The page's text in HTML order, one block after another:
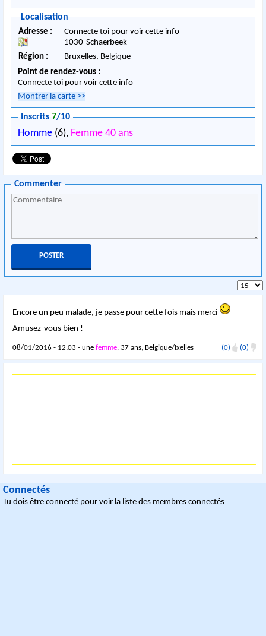
Localisation
Adresse :
Connecte toi pour voir cette info
1030-Schaerbeek
Région :
Bruxelles, Belgique
Point de rendez-vous :
Connecte toi pour voir cette info
Montrer la carte >>
Inscrits7/10
Homme (6), Femme 40 ans
Commenter
Encore un peu malade, je passe pour cette fois mais merci
Amusez-vous bien !
08/01/2016 - 12:03 - unefemme, 37 ans, Belgique/Ixelles (0) (0)
Connectés
Tu dois être connecté pour voir la liste des membres connectés